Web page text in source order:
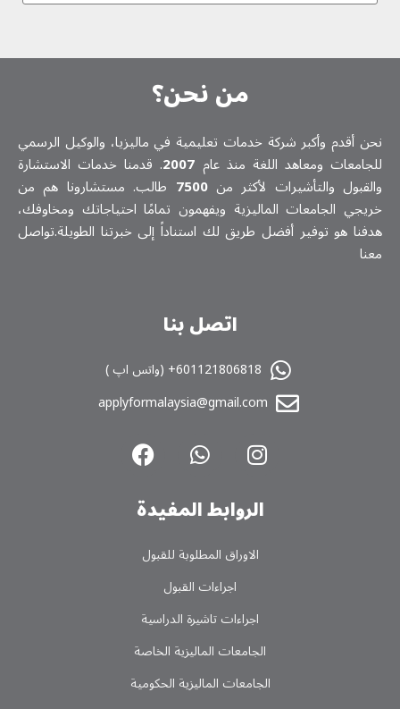
من نحن؟
نحن أقدم وأكبر شركة خدمات تعلیمیة في ماليزيا، والوكيل الرسمي
للجامعات ومعاهد اللغة منذ عام 2007. قدمنا خدمات الاستشارة
والقبول والتأشيرات لأكثر من7500 طالب. مستشارونا هم من
خريجي الجامعات الماليزية ويفهمون تمامًا احتياجاتك ومخاوفك،
هدفنا هو توفير أفضل طريق لك استناداً إلى خبرتنا الطويلة.تواصل
معنا
اتصل بنا
601121806818+ (واتس اپ )
applyformalaysia@gmail.com
الروابط المفیدة
الاوراق المطلوبة للقبول
اجراءات القبول
اجراءات تاشیرة الدراسیة
الجامعات المالیزیة الخاصة
الجامعات المالیزیة الحکومیة